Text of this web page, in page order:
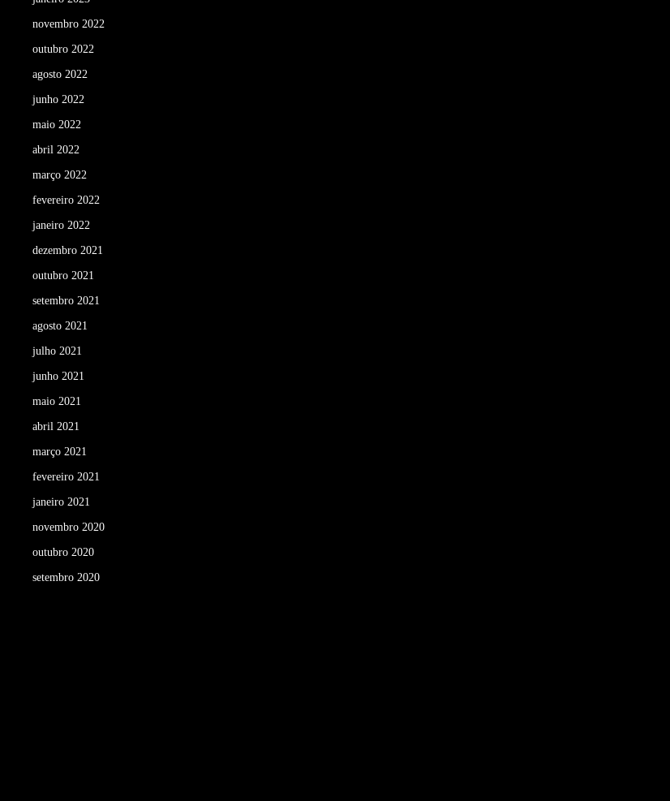
novembro 2022
outubro 2022
agosto 2022
junho 2022
maio 2022
abril 2022
março 2022
fevereiro 2022
janeiro 2022
dezembro 2021
outubro 2021
setembro 2021
agosto 2021
julho 2021
junho 2021
maio 2021
abril 2021
março 2021
fevereiro 2021
janeiro 2021
novembro 2020
outubro 2020
setembro 2020